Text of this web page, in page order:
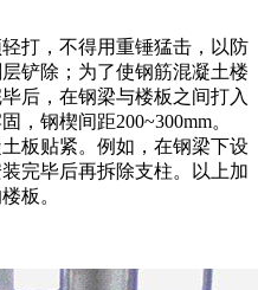
打，不得用重锤猛击，以防
铲除；为了使钢筋混凝土楼
后，在钢梁与楼板之间打入
，钢楔间距200~300mm。
板贴紧。例如，在钢梁下设
完毕后再拆除支柱。以上加
板。